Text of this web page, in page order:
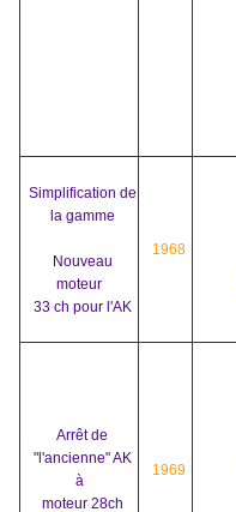
Simplification de
la gamme
Nouveau
moteur
33 ch pour l'AK
1968
Arrêt de
"l'ancienne" AK
à
moteur 28ch
1969